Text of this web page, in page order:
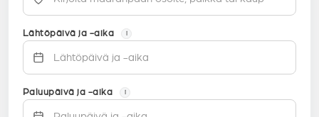
Lähtöpäivä ja -aika i
Paluupäivä ja -aika i